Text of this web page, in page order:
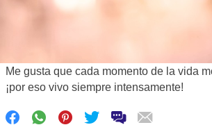
Me gusta que cada momento de la vida
¡por eso vivo siempre intensamente!